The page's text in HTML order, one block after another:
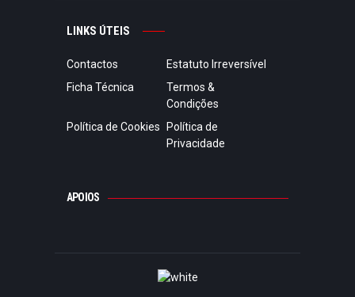
LINKS ÚTEIS
Contactos
Estatuto Irreversível
Ficha Técnica
Termos &
Condições
Política de Cookies
Política de
Privacidade
APOIOS